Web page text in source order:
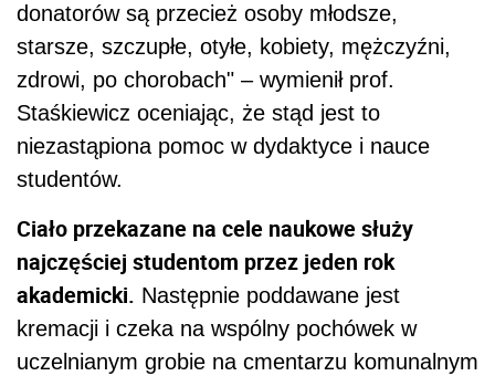
donatorów są przecież osoby młodsze,
starsze, szczupłe, otyłe, kobiety, mężczyźni,
zdrowi, po chorobach" – wymienił prof.
Staśkiewicz oceniając, że stąd jest to
niezastąpiona pomoc w dydaktyce i nauce
studentów.
Ciało przekazane na cele naukowe służy
najczęściej studentom przez jeden rok
akademicki. Następnie poddawane jest
kremacji i czeka na wspólny pochówek w
uczelnianym grobie na cmentarzu komunalnym